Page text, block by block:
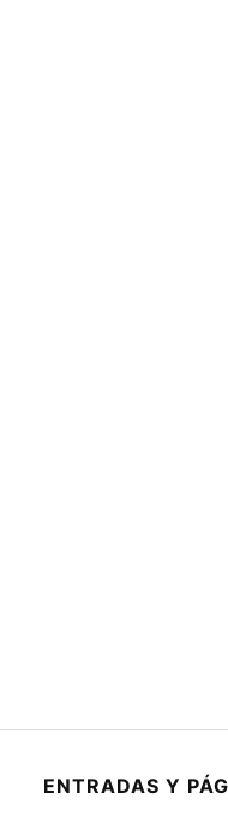
ENTRADAS Y